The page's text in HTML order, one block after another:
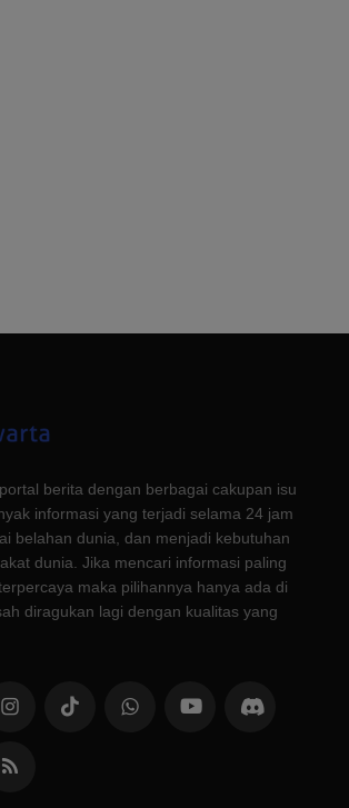
berita dengan berbagai cakupan isu
informasi yang terjadi selama 24 jam
belahan dunia, dan menjadi kebutuhan
dunia. Jika mencari informasi paling
maka pilihannya hanya ada di
diragukan lagi dengan kualitas yang